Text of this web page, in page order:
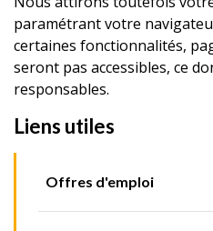
paramétrant votre
certaines fonctionnalités,
seront pas accessibles, ce
responsables.
Liens utiles
Offres d'emploi